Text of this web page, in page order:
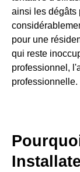
ainsi les dégâts
pour une
qui reste
professionnel,
professionnelle.